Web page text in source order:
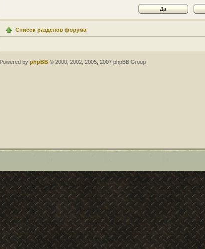
Список разделов форума
Powered by phpBB © 2000, 2002, 2005, 2007 phpBB Group